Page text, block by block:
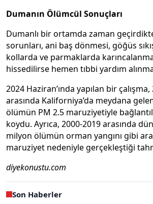
Dumanın Ölümcül Sonuçları
Dumanlı bir ortamda zaman
sorunları, ani baş dönmesi, göğüs
kollarda ve parmaklarda
hissedilirse hemen tıbbi yardım
2024 Haziran’ında yapılan bir çalışma,
arasında Kaliforniya’da meydana
ölümün PM 2.5 maruziyetiyle
koydu. Ayrıca, 2000-2019 arasında
milyon ölümün orman yangını gibi
maruziyet nedeniyle gerçekleştiği
diyekonustu.com
Son Haberler